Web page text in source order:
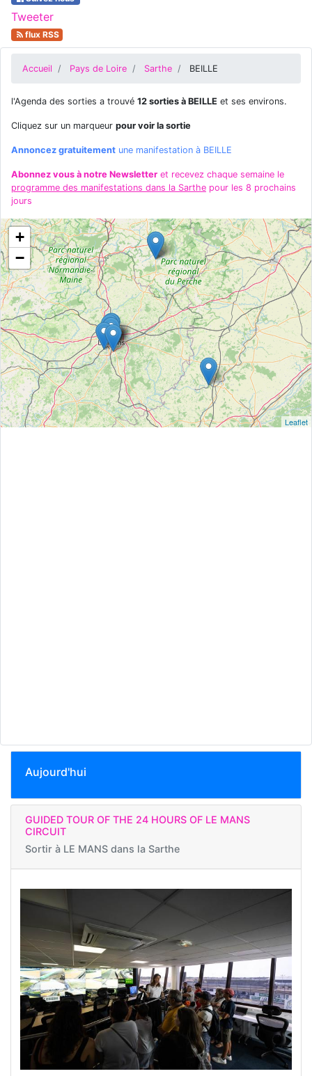
Tweeter
flux RSS
Accueil Pays de Loire Sarthe BEILLE
l'Agenda des sorties a trouvé 12 sorties à BEILLE et ses environs.
Cliquez sur un marqueur pour voir la sortie
Annoncez gratuitement une manifestation à BEILLE
Abonnez vous à notre Newsletter et recevez chaque semaine le
programme des manifestations dans la Sarthe pour les 8 prochains
jours
+
−
Leaflet
Aujourd'hui
GUIDED TOUR OF THE 24 HOURS OF LE MANS
CIRCUIT
Sortir à LE MANS dans la Sarthe